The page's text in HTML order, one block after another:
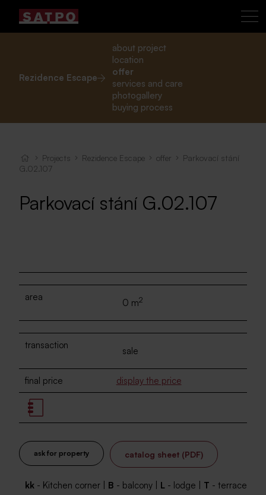
Rezidence Escape
about project
location
offer
services and care
photogallery
buying process
Projects Rezidence Escape offer
Parkovací stání
G.02.107
Parkovací stání G.02.107
area
0 m2
transaction
sale
final price display the price
ask for property catalog sheet (PDF)
kk - Kitchen corner | B - balcony | L - lodge | T - terrace